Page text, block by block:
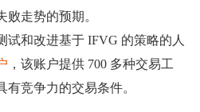
败走势的预期。
试和改进基于 IFVG 的策略的人
，该账户提供 700 多种交易工
竞争力的交易条件。